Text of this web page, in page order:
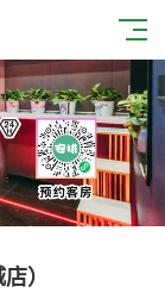
）